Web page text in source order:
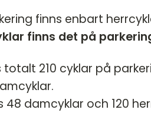
finns enbart
finns det på
totalt 210 cyklar på
48 damcyklar och 120